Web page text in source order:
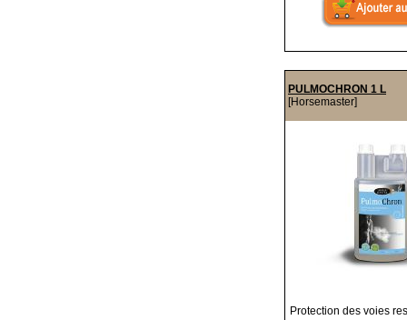
PULMOCHRON 1 L
[Horsemaster]
Protection des voies